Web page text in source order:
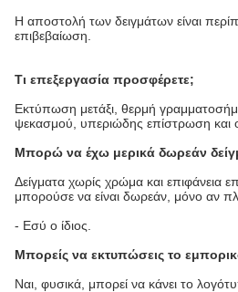
Η αποστολή των δειγμάτων είναι
επιβεβαίωση.
Τι επεξεργασία προσφέρετε;
Εκτύπωση μετάξι, θερμή
ψεκασμού, υπεριώδης επίστρωση και
Μπορώ να έχω μερικά δωρεάν
Δείγματα χωρίς χρώμα και επιφάνεια
μπορούσε να είναι δωρεάν, μόνο αν
- Εσύ ο ίδιος.
Μπορείς να εκτυπώσεις το
Ναι, φυσικά, μπορεί να κάνει το